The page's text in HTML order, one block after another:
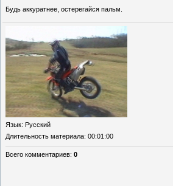
Будь аккуратнее, остерегайся пальм.
Язык: Русский
Длительность материала: 00:01:00
Всего комментариев: 0